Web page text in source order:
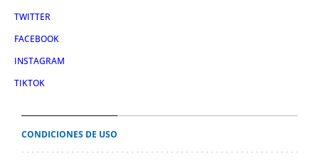
TWITTER
FACEBOOK
INSTAGRAM
TIKTOK
CONDICIONES DE USO